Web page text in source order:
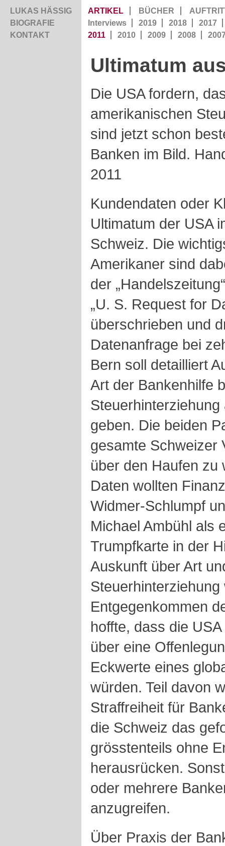
LUKAS HÄSSIG
BIOGRAFIE
KONTAKT
ARTIKEL BÜCHER
Interviews
2019 2018
2017
2011
2010 2009 2008
Ultimatum
Die USA fordern,
amerikanischen
sind jetzt schon
Banken im Bild.
2011
Kundendaten oder
Ultimatum der USA
Schweiz. Die
Amerikaner sind
der
„U. S. Request for
überschrieben und
Datenanfrage bei
Bern soll detailliert
Art der Bankenhilfe
geben. Die beiden
gesamte Schweizer
über den Haufen zu
Daten wollten
Widmer-Schlumpf
Michael Ambühl als
Trumpfkarte in der
Auskunft über Art
Entgegenkommen
hoffte, dass die
über eine
Eckwerte eines
würden. Teil davon
Straffreiheit für
die Schweiz das
grösstenteils ohne
herausrücken.
oder mehrere
anzugreifen.
Über Praxis der